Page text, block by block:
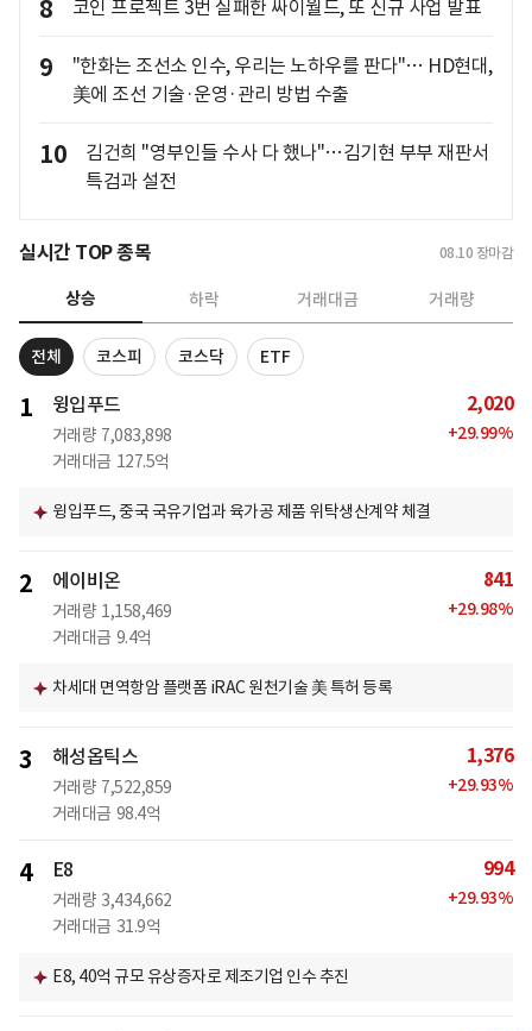
8 코인 프로젝트 3번 실패한 싸이월드, 또 신규 사업 발표
9
"한화는 조선소 인수, 우리는 노하우를 판다"… HD현대,
美에 조선 기술·운영·관리 방법 수출
10
김건희 "영부인들 수사 다 했나"…김기현 부부 재판서
특검과 설전
실시간 TOP 종목 08.10 장마감
상승 하락 거래대금 거래량
전체 코스피 코스닥 ETF
1 윙입푸드
거래량 7,083,898
거래대금 127.5억
2,020
+29.99%
윙입푸드, 중국 국유기업과 육가공 제품 위탁생산계약 체결
2 에이비온
거래량 1,158,469
거래대금 9.4억
841
+29.98%
차세대 면역항암 플랫폼 iRAC 원천기술 美 특허 등록
3 해성옵틱스
거래량 7,522,859
거래대금 98.4억
1,376
+29.93%
4 E8
거래량 3,434,662
거래대금 31.9억
994
+29.93%
E8, 40억 규모 유상증자로 제조기업 인수 추진